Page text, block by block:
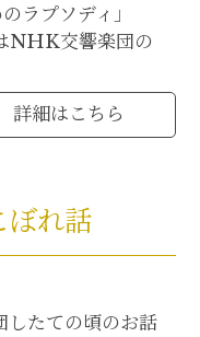
ラプソディ」
NHK交響楽団の
詳細はこちら
ぼれ話
たての頃のお話